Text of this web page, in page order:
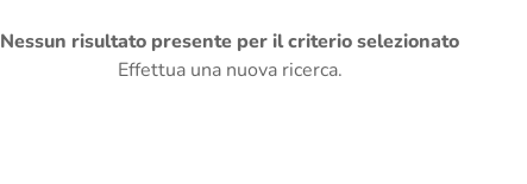
Nessun risultato presente per il criterio selezionato
Effettua una nuova ricerca.